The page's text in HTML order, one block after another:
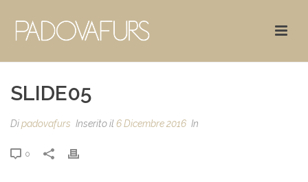
SLIDE05
Dipadovafurs Inserito il 6 Dicembre 2016 In
0